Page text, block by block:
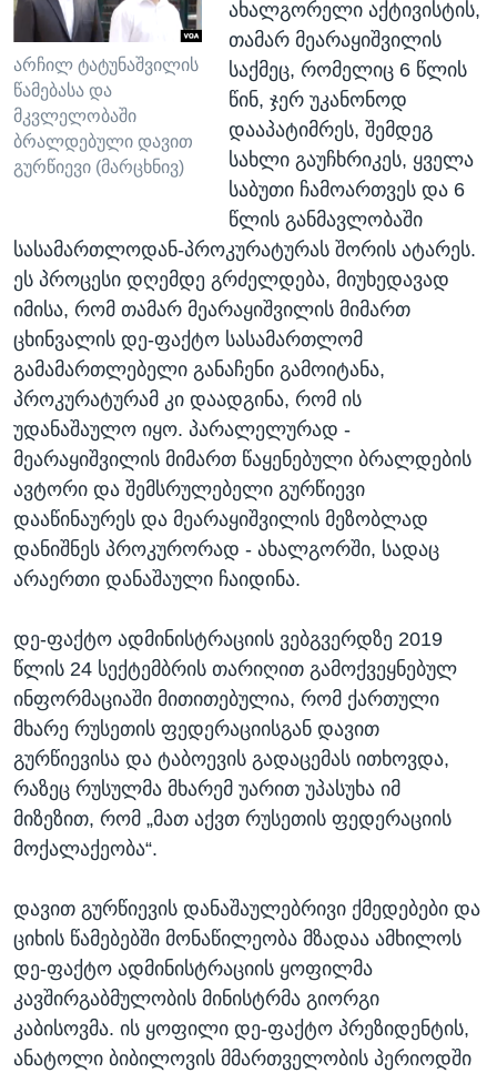
არჩილ ტატუნაშვილის
წამებასა და
მკვლელობაში
ბრალდებული დავით
გურწიევი (მარცხნივ)
ახალგორელი აქტივისტის,
თამარ მეარაყიშვილის
საქმეც, რომელიც 6 წლის
წინ, ჯერ უკანონოდ
დააპატიმრეს, შემდეგ
სახლი გაუჩხრიკეს, ყველა
საბუთი ჩამოართვეს და 6
წლის განმავლობაში
სასამართლოდან-პროკურატურას შორის ატარეს.
ეს პროცესი დღემდე გრძელდება, მიუხედავად
იმისა, რომ თამარ მეარაყიშვილის მიმართ
ცხინვალის დე-ფაქტო სასამართლომ
გამამართლებელი განაჩენი გამოიტანა,
პროკურატურამ კი დაადგინა, რომ ის
უდანაშაულო იყო. პარალელურად -
მეარაყიშვილის მიმართ წაყენებული ბრალდების
ავტორი და შემსრულებელი გურწიევი
დააწინაურეს და მეარაყიშვილის მეზობლად
დანიშნეს პროკურორად - ახალგორში, სადაც
არაერთი დანაშაული ჩაიდინა.
დე-ფაქტო ადმინისტრაციის ვებგვერდზე 2019
წლის 24 სექტემბრის თარიღით გამოქვეყნებულ
ინფორმაციაში მითითებულია, რომ ქართული
მხარე რუსეთის ფედერაციისგან დავით
გურწიევისა და ტაბოევის გადაცემას ითხოვდა,
რაზეც რუსულმა მხარემ უარით უპასუხა იმ
მიზეზით, რომ „მათ აქვთ რუსეთის ფედერაციის
მოქალაქეობა“.
დავით გურწიევის დანაშაულებრივი ქმედებები და
ციხის წამებებში მონაწილეობა მზადაა ამხილოს
დე-ფაქტო ადმინისტრაციის ყოფილმა
კავშირგაბმულობის მინისტრმა გიორგი
კაბისოვმა. ის ყოფილი დე-ფაქტო პრეზიდენტის,
ანატოლი ბიბილოვის მმართველობის პერიოდში